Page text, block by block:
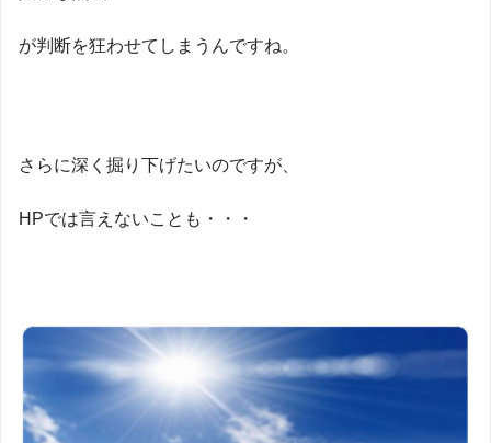
が判断を狂わせてしまうんですね。
さらに深く掘り下げたいのですが、
HPでは言えないことも・・・